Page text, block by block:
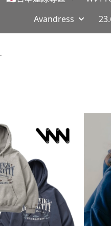
Avandress